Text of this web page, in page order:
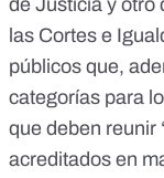
de Justicia y otro
las Cortes e
públicos que,
categorías para
que deben reunir
acreditados en